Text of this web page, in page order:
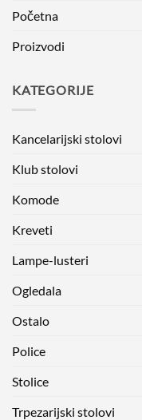
Početna
Proizvodi
KATEGORIJE
Kancelarijski stolovi
Klub stolovi
Komode
Kreveti
Lampe-lusteri
Ogledala
Ostalo
Police
Stolice
Trpezarijski stolovi